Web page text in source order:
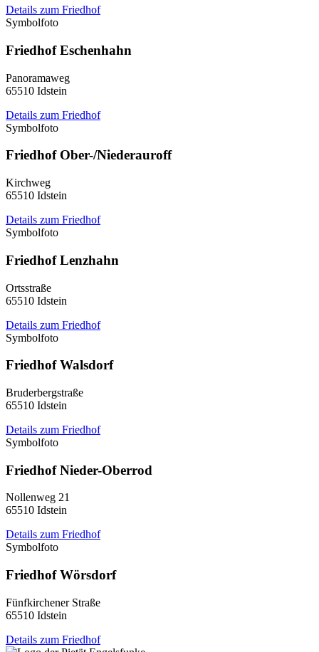
Details zum Friedhof
Symbolfoto
Friedhof Eschenhahn
Panoramaweg
65510 Idstein
Details zum Friedhof
Symbolfoto
Friedhof Ober-/Niederauroff
Kirchweg
65510 Idstein
Details zum Friedhof
Symbolfoto
Friedhof Lenzhahn
Ortsstraße
65510 Idstein
Details zum Friedhof
Symbolfoto
Friedhof Walsdorf
Bruderbergstraße
65510 Idstein
Details zum Friedhof
Symbolfoto
Friedhof Nieder-Oberrod
Nollenweg 21
65510 Idstein
Details zum Friedhof
Symbolfoto
Friedhof Wörsdorf
Fünfkirchener Straße
65510 Idstein
Details zum Friedhof